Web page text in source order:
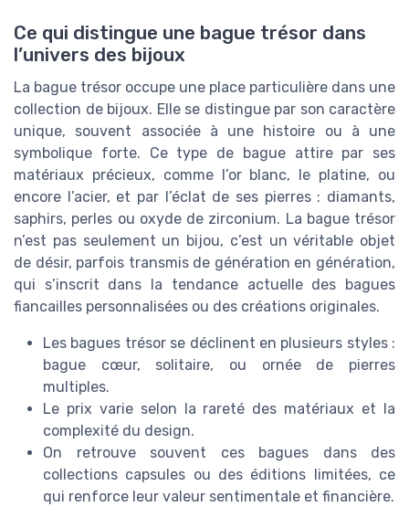
Ce qui distingue une bague trésor dans
l’univers des bijoux
La bague trésor occupe une place particulière dans une
collection de bijoux. Elle se distingue par son caractère
unique, souvent associée à une histoire ou à une
symbolique forte. Ce type de bague attire par ses
matériaux précieux, comme l’or blanc, le platine, ou
encore l’acier, et par l’éclat de ses pierres : diamants,
saphirs, perles ou oxyde de zirconium. La bague trésor
n’est pas seulement un bijou, c’est un véritable objet
de désir, parfois transmis de génération en génération,
qui s’inscrit dans la tendance actuelle des bagues
fiancailles personnalisées ou des créations originales.
Les bagues trésor se déclinent en plusieurs styles :
bague cœur, solitaire, ou ornée de pierres
multiples.
Le prix varie selon la rareté des matériaux et la
complexité du design.
On retrouve souvent ces bagues dans des
collections capsules ou des éditions limitées, ce
qui renforce leur valeur sentimentale et financière.